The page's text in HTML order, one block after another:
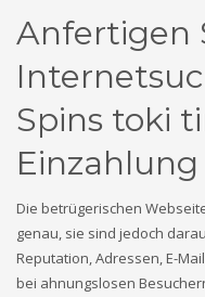
Uncategorized
Консалтинговые
Финтех
HOW TO SHOP
1 Login or create new
2 Review your order.
3 Payment &FREE
Anfertigen
Spins toki
Einzahlung
Die betrügerischen
genau, sie sind jedoch
Reputation, Adressen, E-
bei ahnungslosen